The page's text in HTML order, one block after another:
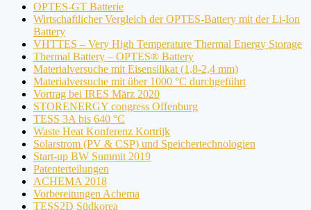
OPTES-GT Batterie
Wirtschaftlicher Vergleich der OPTES-Battery mit der Li-Ion
Battery
VHTTES – Very High Temperature Thermal Energy Storage
Thermal Battery – OPTES® Battery
Materialversuche mit Eisensilikat (1,8-2,4 mm)
Materialversuche mit über 1000 °C durchgeführt
Vortrag bei IRES März 2020
STORENERGY congress Offenburg
TESS 3A bis 640 °C
Waste Heat Konferenz Kortrijk
Solarstrom (PV & CSP) und Speichertechnologien
Start-up BW Summit 2019
Patenterteilungen
ACHEMA 2018
Vorbereitungen Achema
TESS2D Südkorea